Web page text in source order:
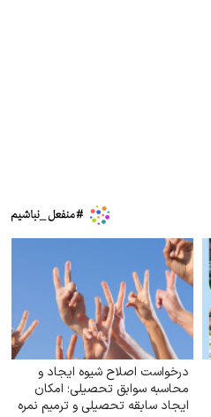
درخواست اصلاح شیوه ایجاد و
محاسبه سوابق تحصیلی؛ امکان
ایجاد سابقه تحصیلی و ترمیم نمره